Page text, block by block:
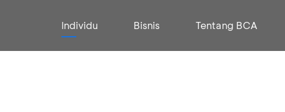
Individu Bisnis Tentang BCA